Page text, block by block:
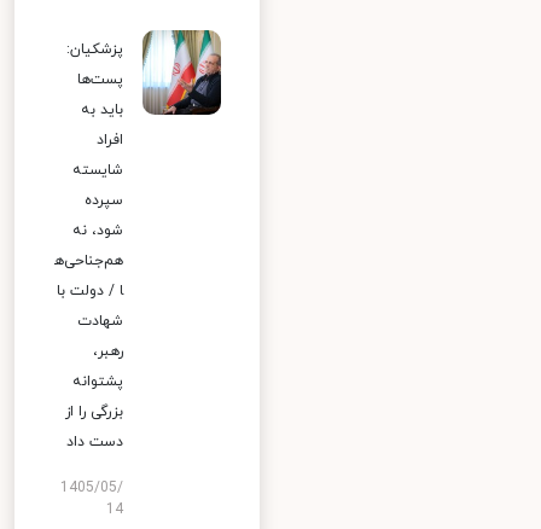
پزشکیان:
پست‌ها
باید به
افراد
شایسته
سپرده
شود، نه
هم‌جناحی‌ه
ا / دولت با
شهادت
رهبر،
پشتوانه
بزرگی را از
دست داد
1405/05/
14